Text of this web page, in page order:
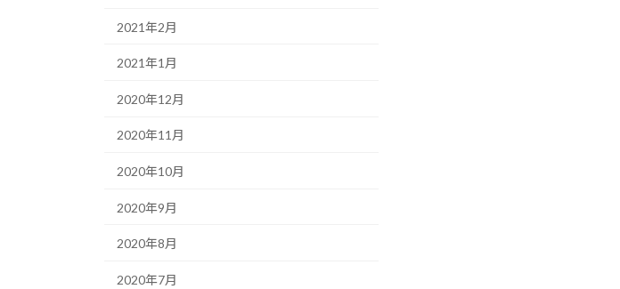
2021年2月
2021年1月
2020年12月
2020年11月
2020年10月
2020年9月
2020年8月
2020年7月